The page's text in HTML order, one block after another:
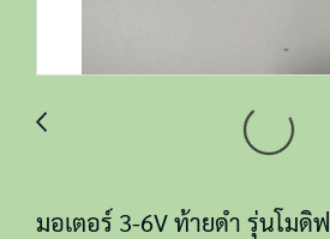
มอเตอร์ 3-6V ท้ายดำ รุ่นโมดิ